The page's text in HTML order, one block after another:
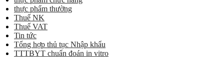
thực phẩm thường
Thuế NK
Thuế VAT
Tin tức
Tổng hợp thủ tục Nhập khẩu
TTTBYT chuẩn đoán in vitro